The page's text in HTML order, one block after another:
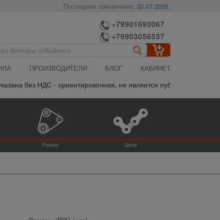
Последнее обновление:30.07.2026,
+79901693067
+79903056537
ПРОИЗВОДИТЕЛИ БЛОГ КАБИНЕТ
без НДС - ориентировочная, не является публичной
Ремни Цепи